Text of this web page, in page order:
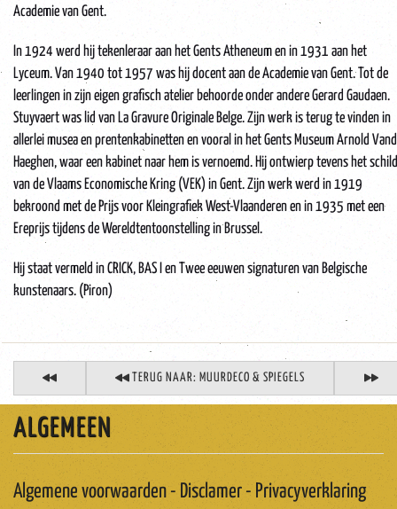
Academie van Gent.
In 1924 werd hij tekenleraar aan het Gents Atheneum en in 1931 aan het
Lyceum. Van 1940 tot 1957 was hij docent aan de Academie van Gent. Tot de
leerlingen in zijn eigen grafisch atelier behoorde onder andere Gerard Gaudaen.
Stuyvaert was lid van La Gravure Originale Belge. Zijn werk is terug te vinden in
allerlei musea en prentenkabinetten en vooral in het Gents Museum Arnold
Haeghen, waar een kabinet naar hem is vernoemd. Hij ontwierp tevens het schild
van de Vlaams Economische Kring (VEK) in Gent. Zijn werk werd in 1919
bekroond met de Prijs voor Kleingrafiek West-Vlaanderen en in 1935 met een
Ereprijs tijdens de Wereldtentoonstelling in Brussel.
Hij staat vermeld in CRICK, BAS I en Twee eeuwen signaturen van Belgische
kunstenaars. (Piron)
TERUG NAAR: MUURDECO & SPIEGELS
ALGEMEEN
Algemene voorwaarden - Disclamer - Privacyverklaring